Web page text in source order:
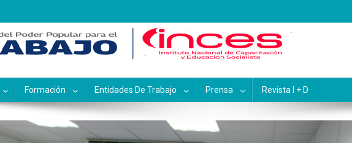
de Capacitación y Educación
Formación Entidades De Trabajo Prensa Revista I + D